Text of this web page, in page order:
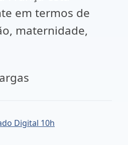
em termos de
maternidade,
Digital 10h